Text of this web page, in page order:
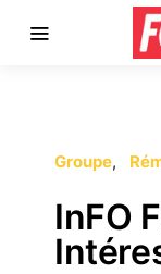
Groupe
InFO